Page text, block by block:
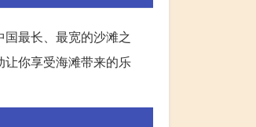
最长、最宽的沙滩之
你享受海滩带来的乐